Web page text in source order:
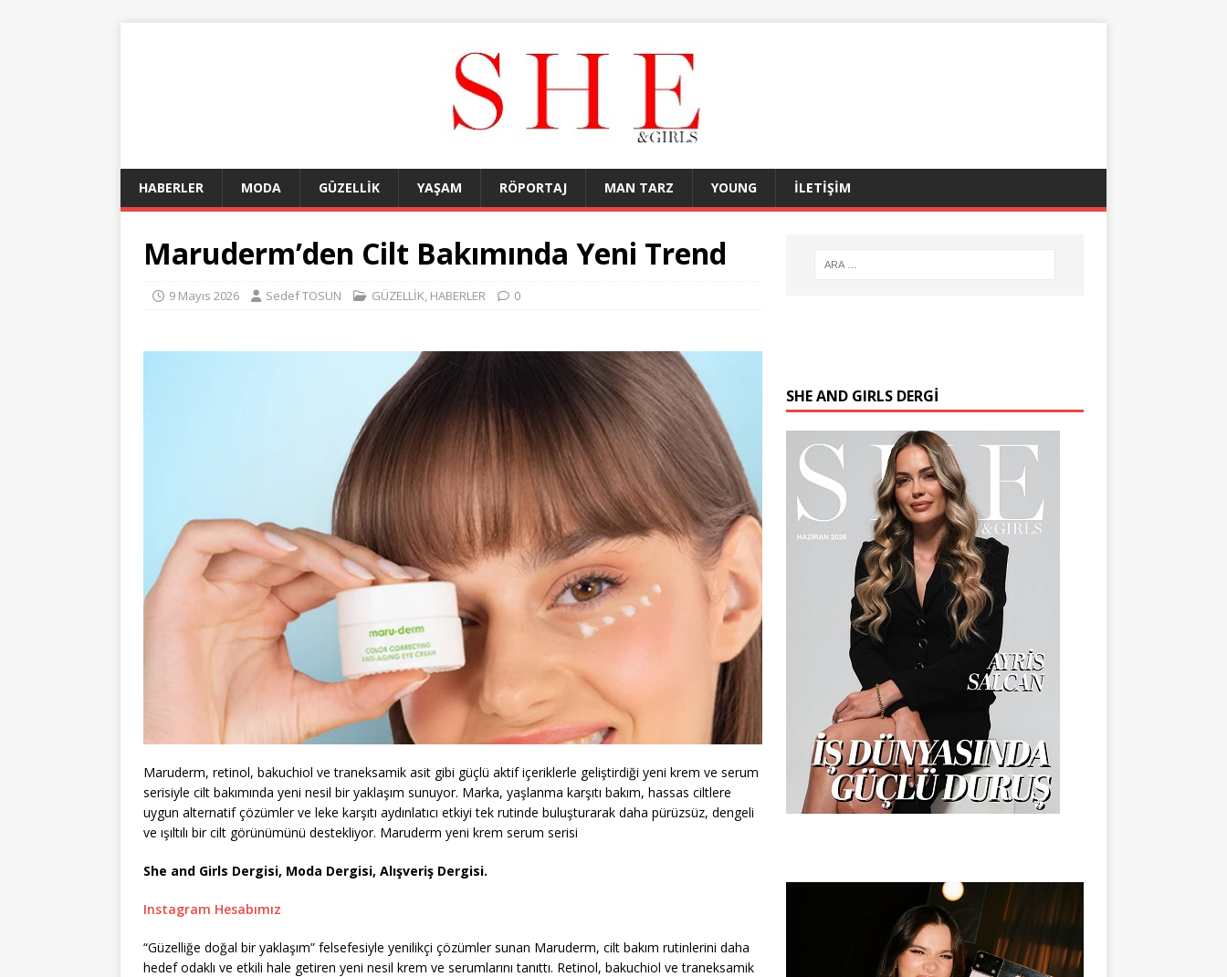
HABERLER MODA GÜZELLİK YAŞAM RÖPORTAJ MAN TARZ YOUNG İLETİŞİM
Maruderm’den Cilt Bakımında Yeni Trend
9 Mayıs 2026 Sedef TOSUN GÜZELLİK, HABERLER 0
Maruderm, retinol, bakuchiol ve traneksamik asit gibi güçlü aktif içeriklerle geliştirdiği yeni krem ve serum
serisiyle cilt bakımında yeni nesil bir yaklaşım sunuyor. Marka, yaşlanma karşıtı bakım, hassas ciltlere
uygun alternatif çözümler ve leke karşıtı aydınlatıcı etkiyi tek rutinde buluşturarak daha pürüzsüz, dengeli
ve ışıltılı bir cilt görünümünü destekliyor. Maruderm yeni krem serum serisi
She and Girls Dergisi, Moda Dergisi, Alışveriş Dergisi.
Instagram Hesabımız
“Güzelliğe doğal bir yaklaşım” felsefesiyle yenilikçi çözümler sunan Maruderm, cilt bakım rutinlerini daha
hedef odaklı ve etkili hale getiren yeni nesil krem ve serumlarını tanıttı. Retinol, bakuchiol ve traneksamik
SHE AND GIRLS DERGİ